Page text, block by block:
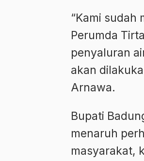
“Kami sudah
Perumda
penyaluran
akan
Arnawa.
Bupati
menaruh
masyarakat,